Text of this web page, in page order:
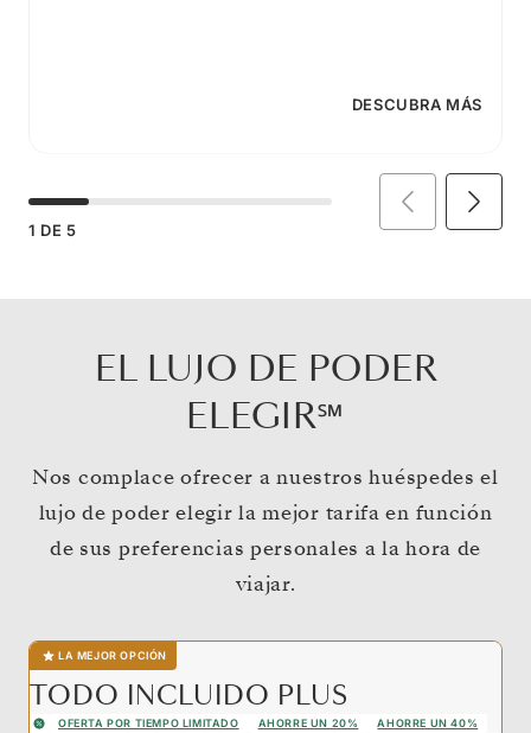
DESCUBRA MÁS
1 DE 5
EL LUJO DE PODER
ELEGIR℠
Nos complace ofrecer a nuestros huéspedes el
lujo de poder elegir la mejor tarifa en función
de sus preferencias personales a la hora de
viajar.
LA MEJOR OPCIÓN
TODO INCLUIDO PLUS
OFERTA POR TIEMPO LIMITADO AHORRE UN 20% AHORRE UN 40%